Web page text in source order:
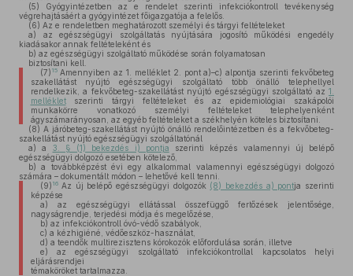
(5) Gyógyintézetben az e rendelet szerinti infekciókontroll tevékenység
végrehajtásáért a gyógyintézet főigazgatója a felelős.
(6) Az e rendeletben meghatározott személyi és tárgyi feltételeket
a) az egészségügyi szolgáltatás nyújtására jogosító működési engedély
kiadásakor annak feltételeként és
b) az egészségügyi szolgáltató működése során folyamatosan
biztosítani kell.
(7) 15Amennyiben az 1. melléklet 2. pont a)–c) alpontja szerinti fekvőbeteg
szakellátást nyújtó egészségügyi szolgáltató több önálló telephellyel
rendelkezik, a fekvőbeteg-szakellátást nyújtó egészségügyi szolgáltató az 1.
mellékletszerinti tárgyi feltételeket és az epidemiológiai szakápolói
munkakörre vonatkozó személyi feltételeket telephelyenként
ágyszámarányosan, az egyéb feltételeket a székhelyén köteles biztosítani.
(8) A járóbeteg-szakellátást nyújtó önálló rendelőintézetben és a fekvőbeteg-
szakellátást nyújtó egészségügyi szolgáltatónál
a) a 3. § (1) bekezdés i) pontja szerinti képzés valamennyi új belépő
egészségügyi dolgozó esetében kötelező,
b) a továbbképzést évi egy alkalommal valamennyi egészségügyi dolgozó
számára – dokumentált módon – lehetővé kell tenni.
(9) 16Az új belépő egészségügyi dolgozók (8) bekezdés a) pontja szerinti
képzése
a) az egészségügyi ellátással összefüggő fertőzések jelentősége,
nagyságrendje, terjedési módja és megelőzése,
b) az infekciókontroll óvó-védő szabályok,
c) a kézhigiéné, védőeszköz-használat,
d) a teendők multirezisztens kórokozók előfordulása során, illetve
e) az egészségügyi szolgáltató infekciókontrollal kapcsolatos helyi
eljárásrendjei
témaköröket tartalmazza.